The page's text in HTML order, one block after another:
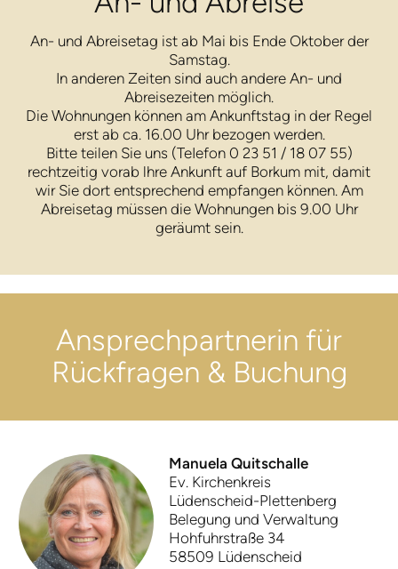
An- und Abreisetag ist ab Mai bis Ende Oktober der
Samstag.
In anderen Zeiten sind auch andere An- und
Abreisezeiten möglich.
Die Wohnungen können am Ankunftstag in der Regel
erst ab ca. 16.00 Uhr bezogen werden.
Bitte teilen Sie uns (TeIefon 0 23 51 / 18 07 55)
rechtzeitig vorab lhre Ankunft auf Borkum mit, damit
wir Sie dort entsprechend empfangen können. Am
Abreisetag müssen die Wohnungen bis 9.00 Uhr
geräumt sein.
Ansprech­partnerin für
Rück­fragen & Buchung
Manuela Quitschalle
Ev. Kirchenkreis
Lüdenscheid-Plettenberg
Belegung und Verwaltung
Hohfuhrstraße 34
58509 Lüdenscheid